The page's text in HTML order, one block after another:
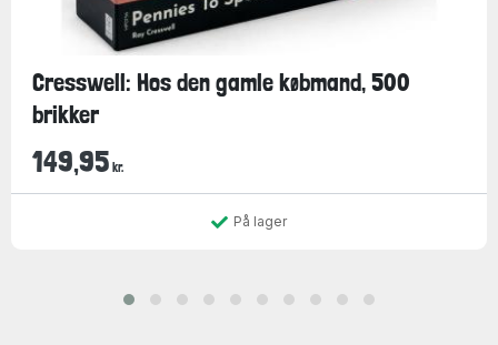
Cresswell: Hos den gamle købmand, 500
brikker
149,95 kr.
På lager